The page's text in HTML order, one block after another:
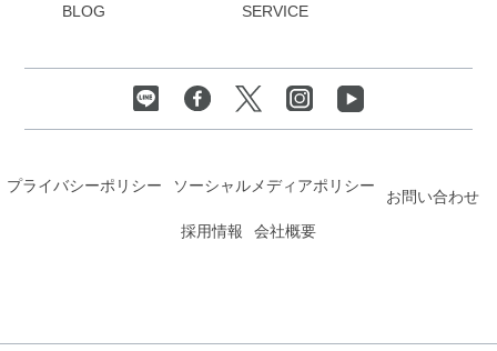
BLOG
SERVICE
プライバシーポリシー ソーシャルメディアポリシー
お問い合わせ
採用情報
会社概要